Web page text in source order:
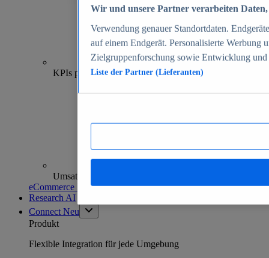
70+
KPIs pro Shop
Umsatzanalysen und -prognosen
eCommerce Insights entdecken
Research AI
Connect Neu
Produkt
Flexible Integration für jede Umgebung
Wir und unsere Partner verarbeiten
Verwendung genauer Standortdaten.
auf einem Endgerät. Personalisierte Werbung
Zielgruppenforschung sowie Entwicklung
Liste der Partner (Lieferanten)